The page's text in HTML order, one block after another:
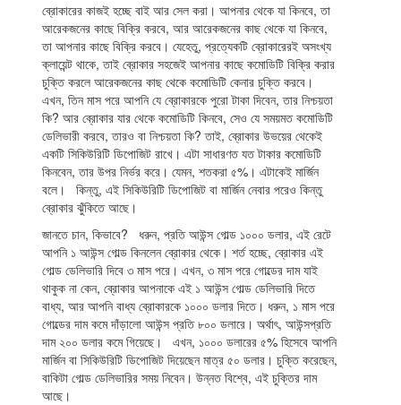
ব্রোকারের কাজই হচ্ছে বাই আর সেল করা। আপনার থেকে যা কিনবে, তা
আরেকজনের কাছে বিক্রি করবে, আর আরেকজনের কাছ থেকে যা কিনবে,
তা আপনার কাছে বিক্রি করবে। যেহেতু, প্রত্যেকটি ব্রোকারেরই অসংখ্য
ক্লায়েন্ট থাকে, তাই ব্রোকার সহজেই আপনার কাছে কমোডিটি বিক্রি করার
চুক্তি করলে আরেকজনের কাছ থেকে কমোডিটি কেনার চুক্তি করবে।
এখন, তিন মাস পরে আপনি যে ব্রোকারকে পুরো টাকা দিবেন, তার নিশ্চয়তা
কি? আর ব্রোকার যার থেকে কমোডিটি কিনবে, সেও যে সময়মত কমোডিটি
ডেলিভারী করবে, তারও বা নিশ্চয়তা কি? তাই, ব্রোকার উভয়ের থেকেই
একটি সিকিউরিটি ডিপোজিট রাখে। এটা সাধারণত যত টাকার কমোডিটি
কিনবেন, তার উপর নির্ভর করে। যেমন, শতকরা ৫%। এটাকেই মার্জিন
বলে। কিন্তু, এই সিকিউরিটি ডিপোজিট বা মার্জিন নেবার পরেও কিন্তু
ব্রোকার ঝুঁকিতে আছে।
জানতে চান, কিভাবে? ধরুন, প্রতি আউন্স গোল্ড ১০০০ ডলার, এই রেটে
আপনি ১ আউন্স গোল্ড কিনলেন ব্রোকার থেকে। শর্ত হচ্ছে, ব্রোকার এই
গোল্ড ডেলিভারি দিবে ৩ মাস পরে। এখন, ৩ মাস পরে গোল্ডের দাম যাই
থাকুক না কেন, ব্রোকার আপনাকে এই ১ আউন্স গোল্ড ডেলিভারি দিতে
বাধ্য, আর আপনি বাধ্য ব্রোকারকে ১০০০ ডলার দিতে। ধরুন, ১ মাস পরে
গোল্ডের দাম কমে দাঁড়ালো আউন্স প্রতি ৮০০ ডলারে। অর্থাৎ, আউন্সপ্রতি
দাম ২০০ ডলার কমে গিয়েছে। এখন, ১০০০ ডলারের ৫% হিসেবে আপনি
মার্জিন বা সিকিউরিটি ডিপোজিট দিয়েছেন মাত্র ৫০ ডলার। চুক্তি করেছেন,
বাকিটা গোল্ড ডেলিভারির সময় নিবেন। উন্নত বিশ্বে, এই চুক্তির দাম
আছে।